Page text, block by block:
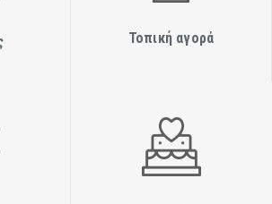
Τοπική αγορά